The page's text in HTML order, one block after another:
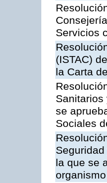
Servicios
(ISTAC)
la Carta
se
Sociales
la que se